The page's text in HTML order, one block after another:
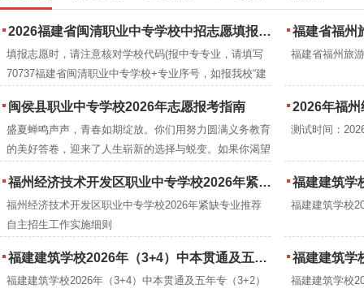
2026福建省闽清职业中专学校中招志愿填报指南
填报志愿时，请注意核对学校代码(报中专专业，请填写
70737福建省闽清职业中专学校+专业序号，如报我校“建
大专专业，请填写与我校联办的高校学校代码及学校+我
校的联办的专业对应的专业序号(代码)及名称。
福建省福州旅
福建省福州旅
闽侯县职业中专学校2026年志愿报考指南
盛夏蝉鸣声声，青春如期绽放。你们用努力圆满义务教育
的美好答卷，迎来了人生崭新的选择与蜕变。如果你渴望
校，便是你的理想之选、圆梦之地。
2026年福州经济
测试时间：
福州经济技术开发区职业中专学校2026年紧缺专业推荐自主招生工作实施细则
福州经济技术开发区职业中专学校2026年紧缺专业推荐
自主招生工作实施细则
福建建筑学
福建建筑学校
福建建筑学校2026年（3+4）中本贯通及五年专（3+2）各地市代码
福建建筑学校2026年（3+4）中本贯通及五年专（3+2）
福建建筑学
福建建筑学校